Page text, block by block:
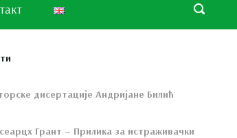
дисертације Андријане Билић
Грант – Прилика за истраживачки